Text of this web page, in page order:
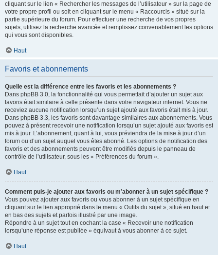
cliquant sur le lien « Rechercher les messages de l’utilisateur » sur la page de
votre propre profil ou soit en cliquant sur le menu « Raccourcis » situé sur la
partie supérieure du forum. Pour effectuer une recherche de vos propres
sujets, utilisez la recherche avancée et remplissez convenablement les options
qui vous sont disponibles.
Haut
Favoris et abonnements
Quelle est la différence entre les favoris et les abonnements ?
Dans phpBB 3.0, la fonctionnalité qui vous permettait d’ajouter un sujet aux
favoris était similaire à celle présente dans votre navigateur internet. Vous ne
receviez aucune notification lorsqu’un sujet ajouté aux favoris était mis à jour.
Dans phpBB 3.3, les favoris sont davantage similaires aux abonnements. Vous
pouvez à présent recevoir une notification lorsqu’un sujet ajouté aux favoris est
mis à jour. L’abonnement, quant à lui, vous préviendra de la mise à jour d’un
forum ou d’un sujet auquel vous êtes abonné. Les options de notification des
favoris et des abonnements peuvent être modifiés depuis le panneau de
contrôle de l’utilisateur, sous les « Préférences du forum ».
Haut
Comment puis-je ajouter aux favoris ou m’abonner à un sujet spécifique ?
Vous pouvez ajouter aux favoris ou vous abonner à un sujet spécifique en
cliquant sur le lien approprié dans le menu « Outils du sujet », situé en haut et
en bas des sujets et parfois illustré par une image.
Répondre à un sujet tout en cochant la case « Recevoir une notification
lorsqu’une réponse est publiée » équivaut à vous abonner à ce sujet.
Haut